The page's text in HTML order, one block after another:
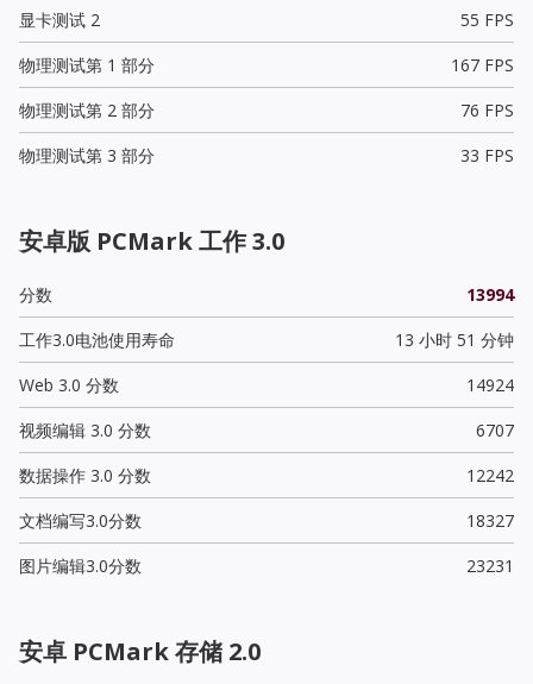
显卡测试 2
55 FPS
物理测试第 1 部分
167 FPS
物理测试第 2 部分
76 FPS
物理测试第 3 部分
33 FPS
安卓版 PCMark 工作 3.0
分数
13994
工作3.0电池使用寿命
13 小时 51 分钟
Web 3.0 分数
14924
视频编辑 3.0 分数
6707
数据操作 3.0 分数
12242
文档编写3.0分数
18327
图片编辑3.0分数
23231
安卓 PCMark 存储 2.0